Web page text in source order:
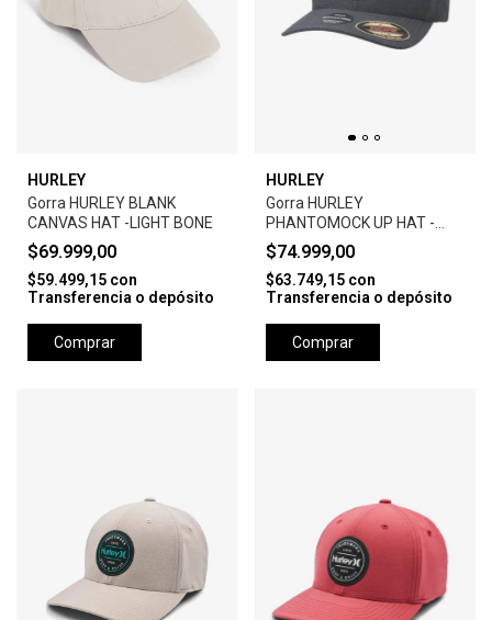
HURLEY
Gorra HURLEY BLANK
CANVAS HAT -LIGHT BONE
$69.999,00
$59.499,15 con
Transferencia o depósito
Comprar
HURLEY
Gorra HURLEY
PHANTOMOCK UP HAT -
BLACK
$74.999,00
$63.749,15 con
Transferencia o depósito
Comprar